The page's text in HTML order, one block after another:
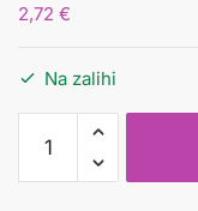
2,72 €
Na zalihi
48/66
u